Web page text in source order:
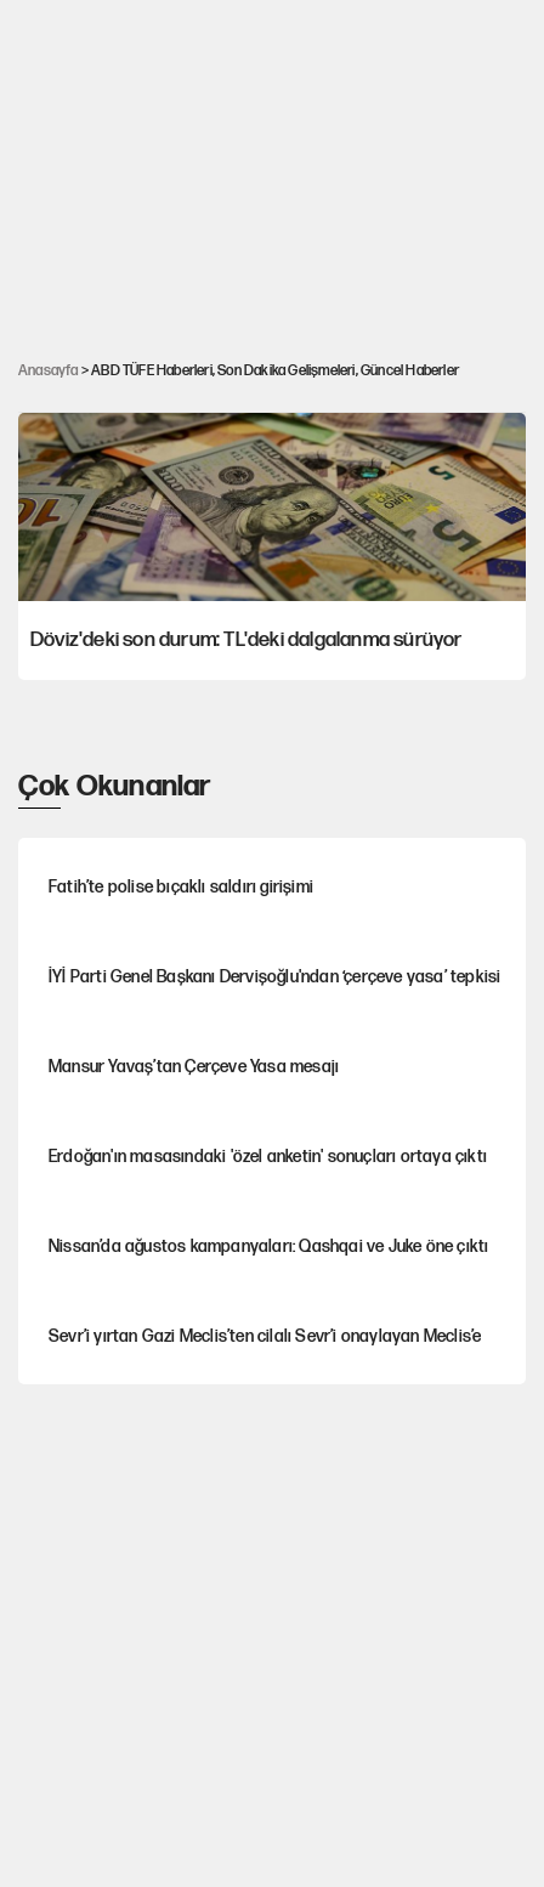
Anasayfa > ABD TÜFE Haberleri, Son Dakika Gelişmeleri, Güncel Haberler
Borsada dikkat çeken hareketlilik
Döviz'deki son durum: TL'deki dalgalanma sürüyor
Çok Okunanlar
Fatih’te polise bıçaklı saldırı girişimi
İYİ Parti Genel Başkanı Dervişoğlu'ndan ‘çerçeve yasa’ tepkisi
Mansur Yavaş’tan Çerçeve Yasa mesajı
Erdoğan'ın masasındaki 'özel anketin' sonuçları ortaya çıktı
Nissan’da ağustos kampanyaları: Qashqai ve Juke öne çıktı
Sevr’i yırtan Gazi Meclis’ten cilalı Sevr’i onaylayan Meclis’e